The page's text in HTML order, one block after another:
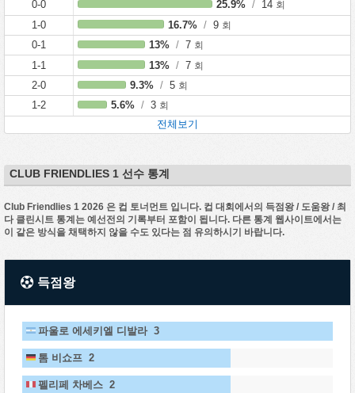
0-0 25.9% /14 회
1-0 16.7% / 9 회
0-1 13% / 7 회
1-1 13% / 7 회
2-0 9.3% /5 회
1-2 5.6% /3 회
전체보기
CLUB FRIENDLIES 1 선수 통계
Club Friendlies 1 2026 은 컵 토너먼트 입니다. 컵 대회에서의 득점왕 / 도움왕 / 최
다 클린시트 통계는 예선전의 기록부터 포함이 됩니다. 다른 통계 웹사이트에서는
이 같은 방식을 채택하지 않을 수도 있다는 점 유의하시기 바랍니다.
득점왕
파울로 에세키엘 디발라 3
톰 비쇼프 2
펠리페 차베스 2